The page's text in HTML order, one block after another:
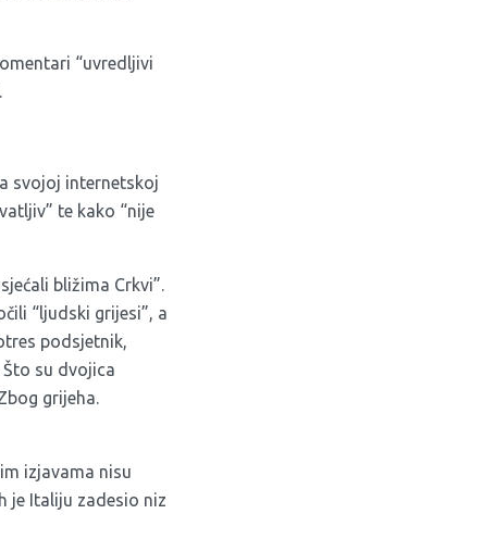
“uvredljivi
svojoj internetskoj
te kako “nije
bližima Crkvi”.
“ljudski grijesi”, a
podsjetnik,
su dvojica
grijeha.
izjavama nisu
je Italiju zadesio niz